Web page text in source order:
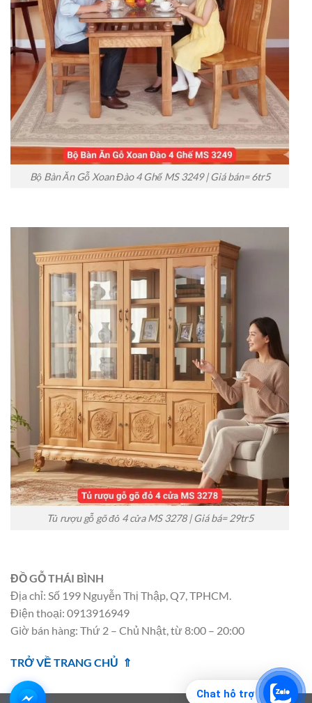
Chat hỗ trợ
Bộ Bàn Ăn Gỗ Xoan Đào 4 Ghế MS 3249 | Giá bán= 6tr5
Tủ rượu gỗ gõ đỏ 4 cửa MS 3278 | Giá bá= 29tr5
ĐỒ GỖ THÁI BÌNH
Địa chỉ: Số 199 Nguyễn Thị Thập, Q7, TPHCM.
Điện thoại: 0913916949
Giờ bán hàng: Thứ 2 – Chủ Nhật, từ 8:00 – 20:00
TRỞ VỀ TRANG CHỦ ⇑